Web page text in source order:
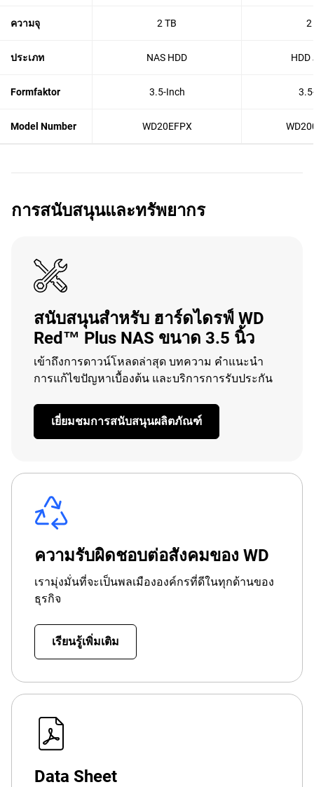
ความจุ 2 TB 2
ประเภท NAS HDD
Formfaktor 3.5-Inch
Model Number WD20EFPX
การสนับสนุนและทรัพยากร
สนับสนุนสำหรับ ฮาร์ดไดรฟ์ WD
Red™ Plus NAS ขนาด 3.5 นิ้ว
เข้าถึงการดาวน์โหลดล่าสุด บทความ คำแนะนำ
การแก้ไขปัญหาเบื้องต้น และบริการการรับประกัน
เยี่ยมชมการสนับสนุนผลิตภัณฑ์
ความรับผิดชอบต่อสังคมของ WD
เรามุ่งมั่นที่จะเป็นพลเมืององค์กรที่ดีในทุกด้านของ
ธุรกิจ
เรียนรู้เพิ่มเติม
Data Sheet